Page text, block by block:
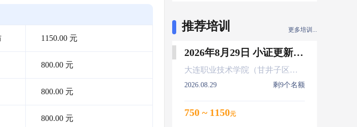
1150.00 元
800.00 元
800.00 元
800.00 元
推荐培训 更多培训...
2026年8月29日 小证更新 Z01Z02Z04
大连职业技术学院（甘井子区大连北站）
2026.08.29 剩9个名额
750 ~ 1150元